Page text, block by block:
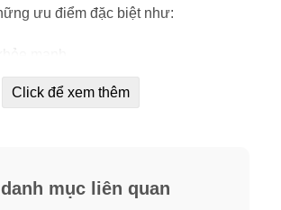
ưu điểm đặc biệt như:
chịu trong tiêu hóa thường xuyên bao
bao gồm Lactobacilillus và
Click để xem thêm
mục liên quan